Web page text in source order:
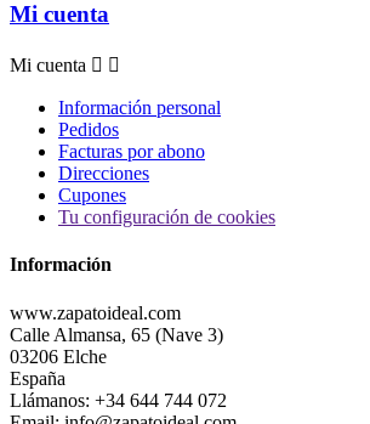
Mi cuenta
Mi cuenta  
Información personal
Pedidos
Facturas por abono
Direcciones
Cupones
Tu configuración de cookies
Información
www.zapatoideal.com
Calle Almansa, 65 (Nave 3)
03206 Elche
España
Llámanos: +34 644 744 072